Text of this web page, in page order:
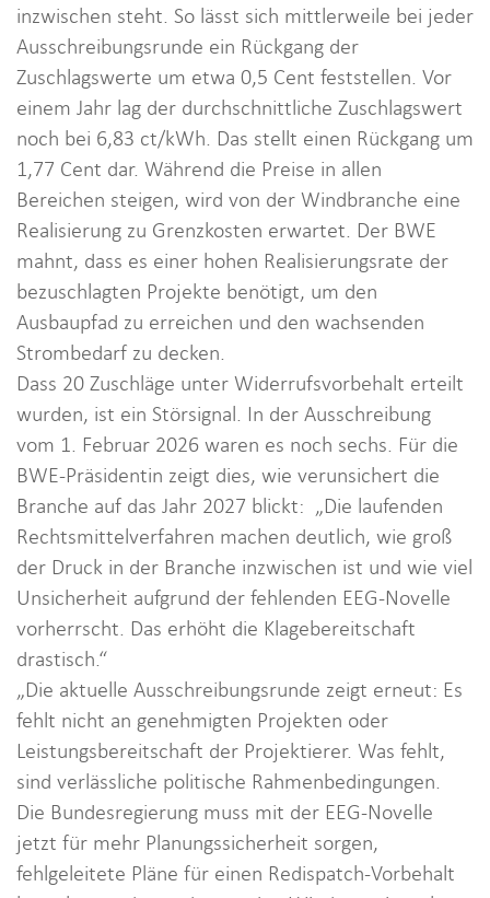
inzwischen steht. So lässt sich mittlerweile bei jeder
Ausschreibungsrunde ein Rückgang der
Zuschlagswerte um etwa 0,5 Cent feststellen. Vor
einem Jahr lag der durchschnittliche Zuschlagswert
noch bei 6,83 ct/kWh. Das stellt einen Rückgang um
1,77 Cent dar. Während die Preise in allen
Bereichen steigen, wird von der Windbranche eine
Realisierung zu Grenzkosten erwartet. Der BWE
mahnt, dass es einer hohen Realisierungsrate der
bezuschlagten Projekte benötigt, um den
Ausbaupfad zu erreichen und den wachsenden
Strombedarf zu decken.
Dass 20 Zuschläge unter Widerrufsvorbehalt erteilt
wurden, ist ein Störsignal. In der Ausschreibung
vom 1. Februar 2026 waren es noch sechs. Für die
BWE-Präsidentin zeigt dies, wie verunsichert die
Branche auf das Jahr 2027 blickt: „Die laufenden
Rechtsmittelverfahren machen deutlich, wie groß
der Druck in der Branche inzwischen ist und wie viel
Unsicherheit aufgrund der fehlenden EEG-Novelle
vorherrscht. Das erhöht die Klagebereitschaft
drastisch.“
„Die aktuelle Ausschreibungsrunde zeigt erneut: Es
fehlt nicht an genehmigten Projekten oder
Leistungsbereitschaft der Projektierer. Was fehlt,
sind verlässliche politische Rahmenbedingungen.
Die Bundesregierung muss mit der EEG-Novelle
jetzt für mehr Planungssicherheit sorgen,
fehlgeleitete Pläne für einen Redispatch-Vorbehalt